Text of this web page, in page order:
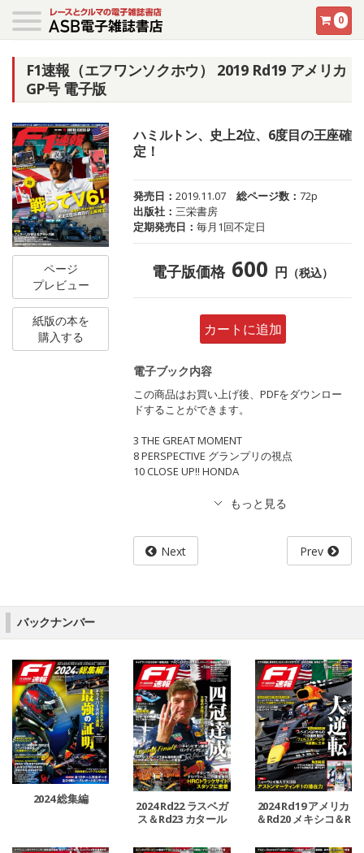
0
F1速報（エフワンソクホウ） 2019 Rd19 アメリカ
GP号 電子版
ページ
プレビュー
紙版の本を
購入する
ハミルトン、史上2位、6度目の王座確
定！
発売日：2019.11.07 総ページ数：72p
出版社：三栄書房
定期発売日：毎月1回不定日
電子版価格 600 円 （税込）
カートに追加
電子ブック内容
この商品はお買い上げ後、PDFをダウンロー
ドすることができます。
3 THE GREAT MOMENT
8 PERSPECTIVE グランプリの視点
10 CLOSE UP!! HONDA
Next Prev
バックナンバー
2024 総集編
2024 Rd22 ラスベガ
ス＆Rd23 カタール
＆Rd24 アブダビGP
号
2024 Rd19 アメリカ
＆Rd20 メキシコ＆R
d21 ブラジルGP号